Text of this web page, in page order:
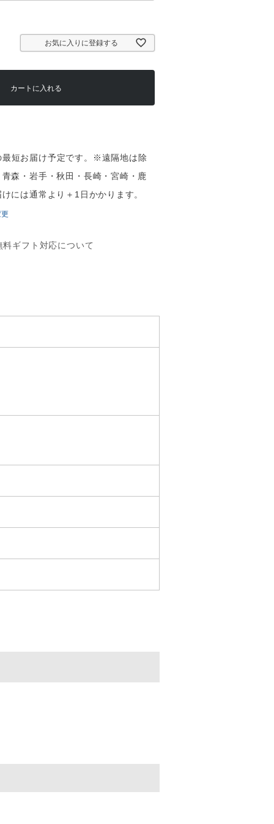
お気に入りに登録する
カートに入れる
短お届け予定です。※遠隔地は除
森・岩手・秋田・長崎・宮崎・鹿
には通常より＋1日かかります。
料ギフト対応について